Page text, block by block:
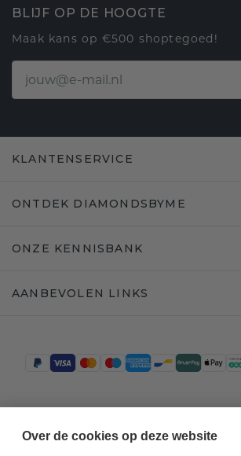
BLIJF OP DE HOOGTE
Maak kans op €500 shoptegoed!
KLANTENSERVICE
ONTDEK DIAMONDSBYME
ONZE KENNISBANK
AANBEVOLEN LINKS
Over de cookies op deze website